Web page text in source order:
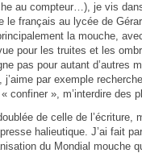
au compteur…), je vis
le français au lycée de
la mouche,
pour les truites et les
pas pour autant d’autres
j’aime par exemple
confiner », m’interdire des
de celle de l’écriture,
halieutique. J’ai fait
du Mondial mouche